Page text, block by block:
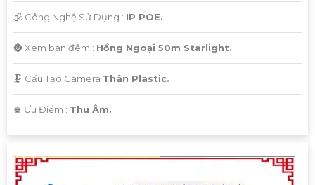
🕉️ Công Nghệ Sử Dụng : IP POE.
🌚 Xem ban đêm : Hồng Ngoại 50m Starlight.
🗜️ Cấu Tạo Camera Thân Plastic.
️♚ Ưu Điểm : Thu Âm.